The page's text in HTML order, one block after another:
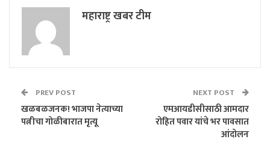
महाराष्ट्र खबर टीम
PREV POST
खळबळजनक! भाजपा नेत्याच्या
पत्नीचा गोळीबारात मृत्यू
NEXT POST
एमआयडीसीसाठी आमदार
रोहित पवार यांचे भर पावसात
आंदोलन